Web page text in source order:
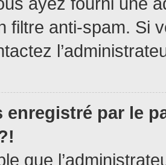
filtre anti-spam. Si
enregistré par le
que